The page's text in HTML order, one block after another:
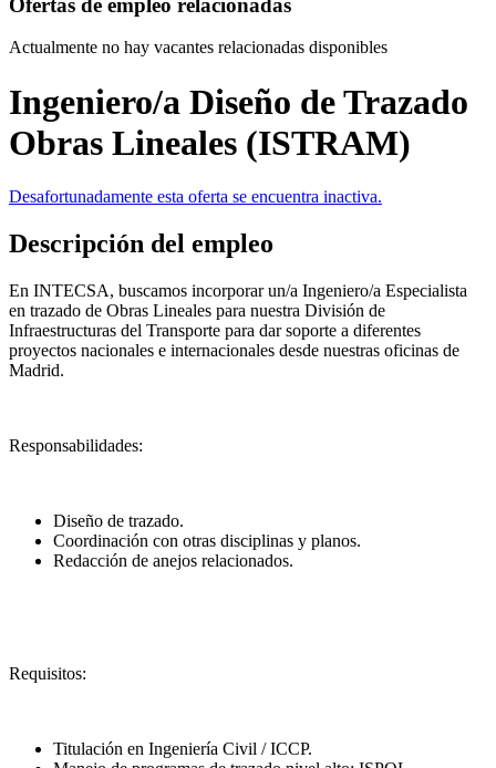
Actualmente no hay vacantes relacionadas disponibles
Ingeniero/a Diseño de Trazado
Obras Lineales (ISTRAM)
Desafortunadamente esta oferta se encuentra inactiva.
Descripción del empleo
En INTECSA, buscamos incorporar un/a Ingeniero/a Especialista
en trazado de Obras Lineales para nuestra División de
Infraestructuras del Transporte para dar soporte a diferentes
proyectos nacionales e internacionales desde nuestras oficinas de
Madrid.
Responsabilidades:
Diseño de trazado.
Coordinación con otras disciplinas y planos.
Redacción de anejos relacionados.
Requisitos:
Titulación en Ingeniería Civil / ICCP.